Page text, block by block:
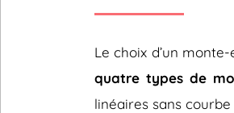
Le choix d’un
quatre types de
linéaires sans courbe